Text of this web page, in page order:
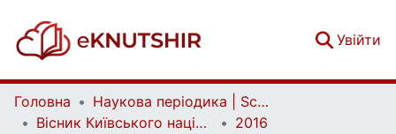
Увійти
Головна
Наукова періодика | Scientific periodicals
Вісник Київського національного університету імені Тараса Шевченка. Економіка | Bulletin of Taras Shevchenko National University of Kyiv. Economics
2016